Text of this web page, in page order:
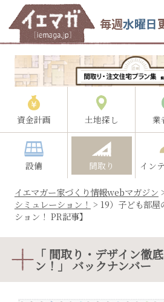
毎週水曜日
資金計画 土地探し 業
設備 間取り イン
イエマガー家づくり情報webマガジン
シミュレーション！ > 19）子ども部
ション！ PR記事】
「 間取り・デザイン徹
ン！」 バックナンバー